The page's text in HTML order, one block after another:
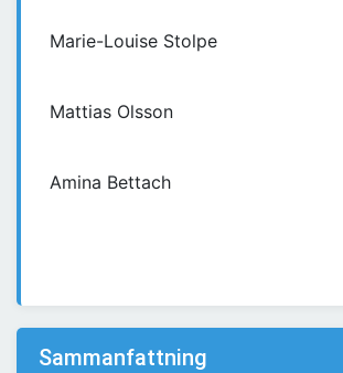
Marie-Louise Stolpe
Mattias Olsson
Amina Bettach
Sammanfattning